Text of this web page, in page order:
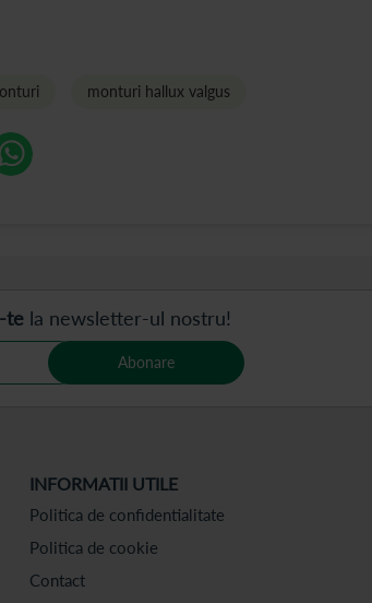
monturi hallux valgus
te la newsletter-ul nostru!
Abonare
INFORMATII UTILE
Politica de confidentialitate
Politica de cookie
Contact